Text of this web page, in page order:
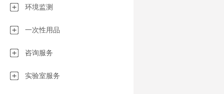
环境监测
一次性用品
咨询服务
实验室服务